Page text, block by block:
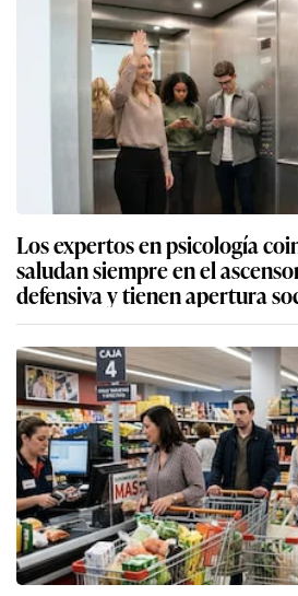
Los expertos en psicología
saludan siempre en el
defensiva y tienen apertura